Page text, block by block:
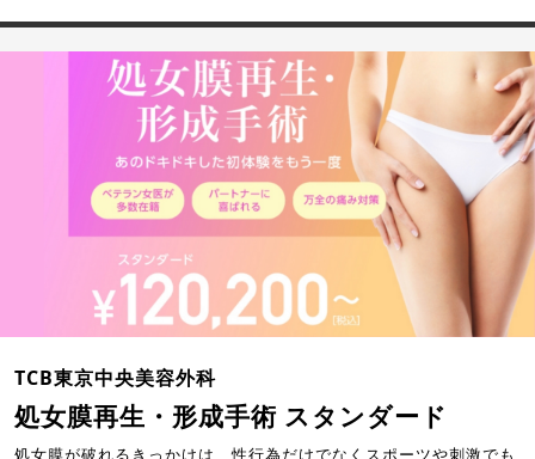
TCB東京中央美容外科
処女膜再生・形成手術 スタンダード
処女膜が破れるきっかけは、性行為だけでなくスポーツや刺激でも